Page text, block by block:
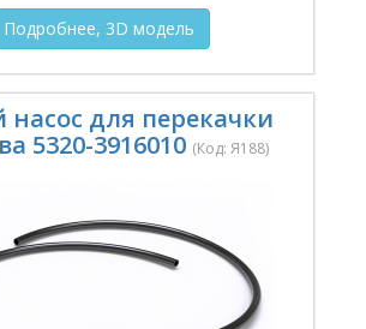
Подробнее, 3D модель
насос для перекачки
5320-3916010 (Код:Я188)